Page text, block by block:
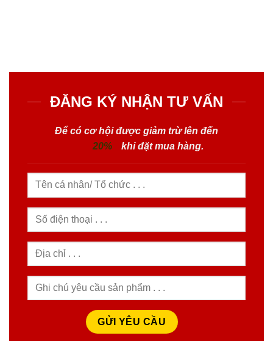
ĐĂNG KÝ NHẬN TƯ VẤN
Để có cơ hội được giảm trừ lên đến
20%
khi đặt mua hàng.